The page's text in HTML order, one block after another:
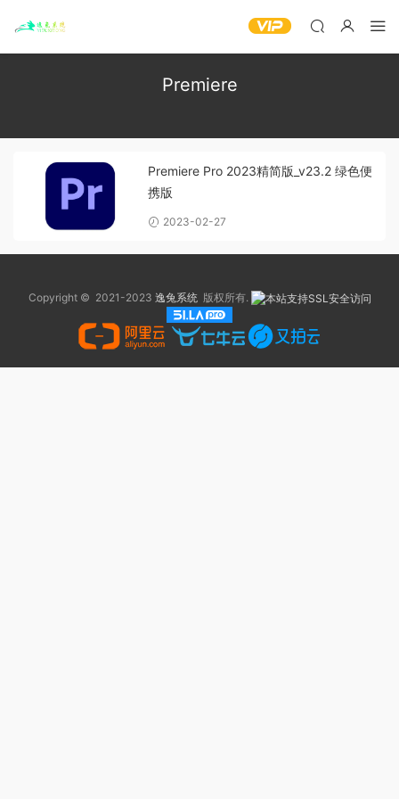
Premiere
Premiere Pro 2023精简版_v23.2 绿色便
携版
2023-02-27
Copyright © 2021-2023 逸兔系统版权所有.